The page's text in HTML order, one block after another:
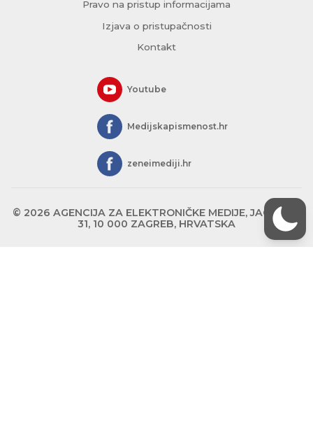
Pravo na pristup informacijama
Izjava o pristupačnosti
Kontakt
Youtube
Medijskapismenost.hr
zeneimediji.hr
© 2026 AGENCIJA ZA ELEKTRONIČKE MEDIJE, JAGIĆEVA
31, 10 000 ZAGREB, HRVATSKA